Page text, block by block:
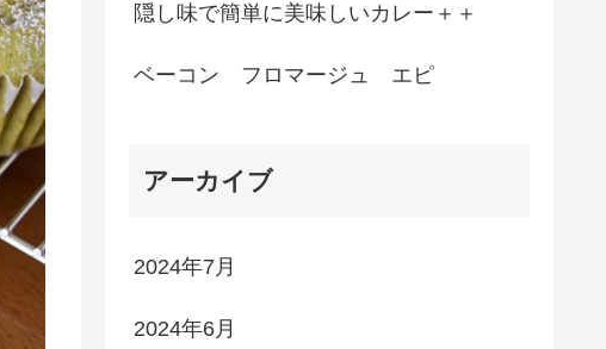
隠し味で簡単に美味しいカレー＋＋
ベーコン フロマージュ エピ
アーカイブ
2024年7月
2024年6月